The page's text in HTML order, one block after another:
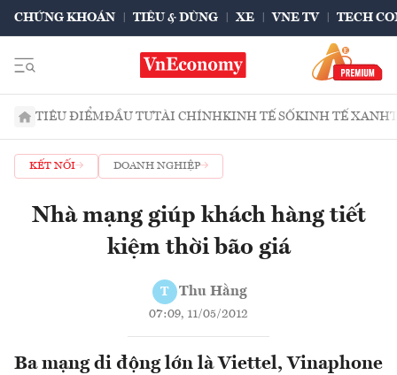
CHỨNG KHOÁN TIÊU & DÙNG XE VNE TV TECH
TIÊU ĐIỂMĐẦU TƯTÀI CHÍNHKINH TẾ SỐKINH TẾ XANH
KẾT NỐI DOANH NGHIỆP
Nhà mạng giúp khách hàng tiết
kiệm thời bão giá
T Thu Hằng
07:09, 11/05/2012
Ba mạng di động lớn là Viettel, Vinaphone